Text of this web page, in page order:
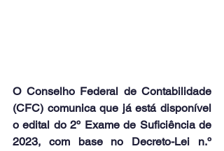
O Conselho Federal de Contabilidade
(CFC) comunica que já está disponível
o edital do 2º Exame de Suficiência de
2023, com base no Decreto-Lei n.º